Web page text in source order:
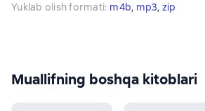
Yuklab olish formati: m4b, mp3, zip
Muallifning boshqa kitoblari